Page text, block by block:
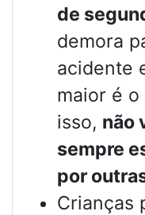
de
demora
acidente
maior é
isso, não
sempre
por
Crianças